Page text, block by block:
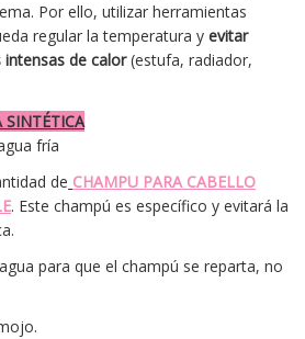
Por ello, utilizar herramientas
regular la temperatura y evitar
de calor(estufa, radiador,
SINTÉTICA
fría
de CHAMPU PARA CABELLO
. Este champú es específico y evitará la
para que el champú se reparta, no